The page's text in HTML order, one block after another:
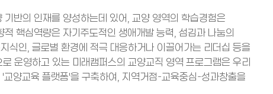
반의 인재를 양성하는데 있어, 교양 영역의 학습경험은
핵심역량은 자기주도적인 생애개발 능력, 섬김과 나눔의
식인, 글로벌 환경에 적극 대응하거나 이끌어가는 리더십 등을
영하고 있는 미래캠퍼스의 교양교직 영역 프로그램은 우리
양교육 플랫폼'을 구축하여, 지역거점-교육중심-성과창출을